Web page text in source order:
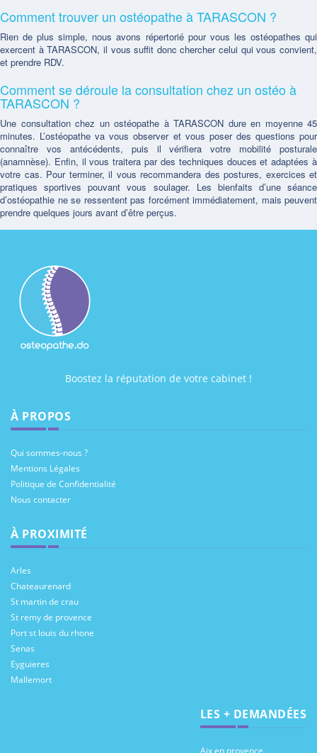
Comment trouver un ostéopathe à TARASCON ?
Rien de plus simple, nous avons répertorié pour vous les ostéopathes qui
exercent à TARASCON, il vous suffit donc chercher celui qui vous convient,
et prendre RDV.
Comment se déroule la consultation chez un ostéo à
TARASCON ?
Une consultation chez un ostéopathe à TARASCON dure en moyenne 45
minutes. L’ostéopathe va vous observer et vous poser des questions pour
connaître vos antécédents, puis il vérifiera votre mobilité posturale
(anamnèse). Enfin, il vous traitera par des techniques douces et adaptées à
votre cas. Pour terminer, il vous recommandera des postures, exercices et
pratiques sportives pouvant vous soulager. Les bienfaits d’une séance
d’ostéopathie ne se ressentent pas forcément immédiatement, mais peuvent
prendre quelques jours avant d’être perçus.
Boostez la réputation de votre cabinet !
À PROPOS
Qui sommes-nous ?
Mentions Légales
Politique de Confidentialité
Nous contacter
À PROXIMITÉ
Arles
Chateaurenard
St martin de crau
St remy de provence
Port st louis du rhone
Senas
Eyguieres
Mallemort
LES + DEMANDÉES
Aix en provence